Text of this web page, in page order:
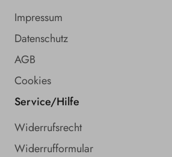
Impressum
Datenschutz
AGB
Cookies
Service/Hilfe
Widerrufsrecht
Widerrufformular